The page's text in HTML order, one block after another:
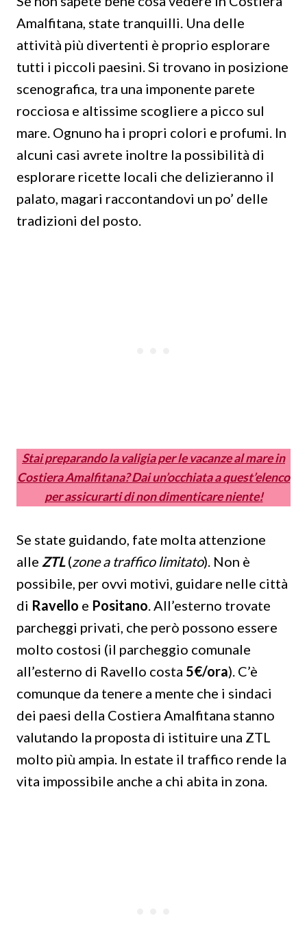
Amalfitana, state tranquilli. Una delle
attività più divertenti è proprio esplorare
tutti i piccoli paesini. Si trovano in posizione
scenografica, tra una imponente parete
rocciosa e altissime scogliere a picco sul
mare. Ognuno ha i propri colori e profumi. In
alcuni casi avrete inoltre la possibilità di
esplorare ricette locali che delizieranno il
palato, magari raccontandovi un po’ delle
tradizioni del posto.
Stai preparando la valigia per le vacanze al mare in
Costiera Amalfitana? Dai un’occhiata a quest’elenco
per assicurarti di non dimenticare niente!
Se state guidando, fate molta attenzione
alle ZTL(zone a traffico limitato). Non è
possibile, per ovvi motivi, guidare nelle città
di Ravello e Positano. All’esterno trovate
parcheggi privati, che però possono essere
molto costosi (il parcheggio comunale
all’esterno di Ravello costa 5€/ora). C’è
comunque da tenere a mente che i sindaci
dei paesi della Costiera Amalfitana stanno
valutando la proposta di istituire una ZTL
molto più ampia. In estate il traffico rende la
vita impossibile anche a chi abita in zona.